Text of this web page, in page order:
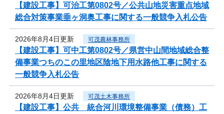
【建設工事】可治工第0802号／公共山地災害重点地域
総合対策事業垂ヶ洞奥工事に関する一般競争入札公告
2026年8月4日更新 可茂農林事務所
【建設工事】可中工第0802号／県営中山間地域総合整
備事業つちのこの里地区陰地下用水路他工事に関する
一般競争入札公告
2026年8月4日更新 可茂土木事務所
【建設工事】公共 統合河川環境整備事業（債務）工